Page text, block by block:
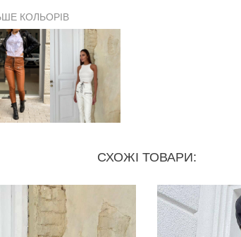
КОЛЬОРІВ
СХОЖІ ТОВАРИ: